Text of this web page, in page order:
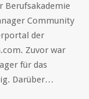
Berufsakademie
Community
der
Zuvor war
für das
Darüber…